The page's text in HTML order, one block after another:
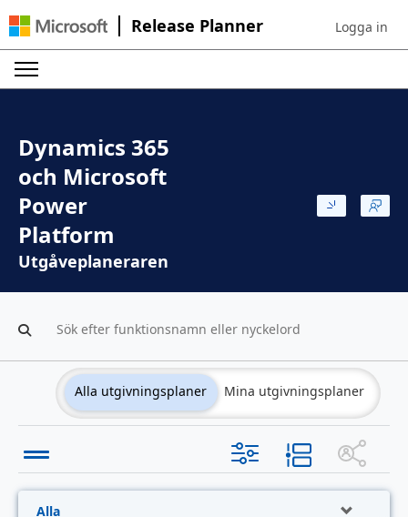
Release Planner Sign in to
Logga in
Dynamics 365
och Microsoft
Power
Platform
Utgåveplaneraren
Alla utgivningsplaner Mina utgivningsplaner